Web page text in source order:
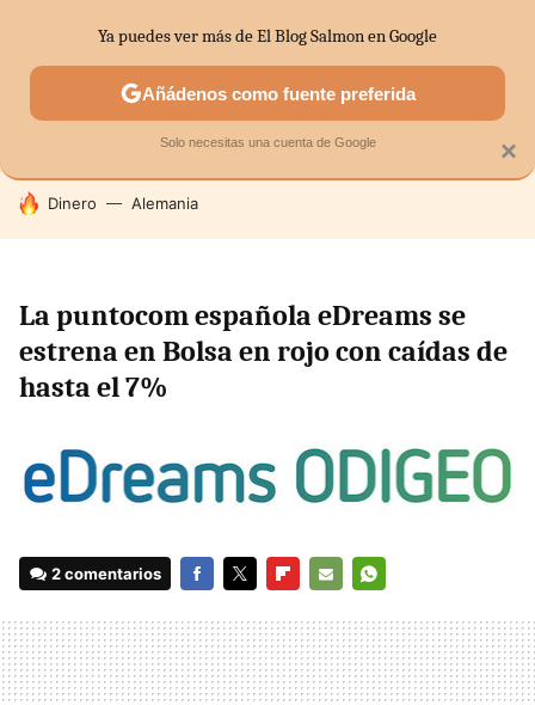
SECTORES ECONOMÍA DOMÉSTICA MERCADOS
HOY SE HABLA DE
Dinero Alemania
La puntocom española eDreams se
estrena en Bolsa en rojo con caídas de
hasta el 7%
2 comentarios
MAIL
×
Ya puedes ver más de El Blog Salmon en Google
Añádenos como fuente preferida
Solo necesitas una cuenta de Google